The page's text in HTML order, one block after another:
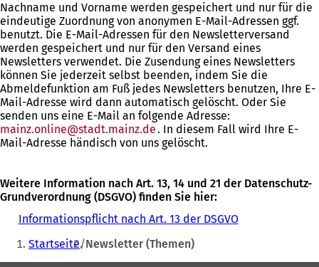
Nachname und Vorname werden gespeichert und nur für die
eindeutige Zuordnung von anonymen E-Mail-Adressen ggf.
benutzt. Die E-Mail-Adressen für den Newsletterversand
werden gespeichert und nur für den Versand eines
Newsletters verwendet. Die Zusendung eines Newsletters
können Sie jederzeit selbst beenden, indem Sie die
Abmeldefunktion am Fuß jedes Newsletters benutzen, Ihre E-
Mail-Adresse wird dann automatisch gelöscht. Oder Sie
senden uns eine E-Mail an folgende Adresse:
mainz.online
stadt.mainz de. In diesem Fall wird Ihre E-
Mail-Adresse händisch von uns gelöscht.
Weitere Information nach Art. 13, 14 und 21 der Datenschutz-
Grundverordnung (DSGVO) finden Sie hier:
Informationspflicht nach Art. 13 der DSGVO
Sie
befinden
Startseite Newsletter (Themen)